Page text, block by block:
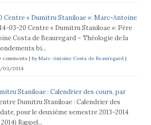
Centre « Dumitru Staniloae »: Marc-Antoine
03-20 Centre « Dumitru Staniloae »: Père
Costa de Beauregard – Théologie de la
bi...
comments| byMarc-Antoine Costa de Beauregard|
03/2014
Staniloae : Calendrier des cours, par
Dumitru Staniloae : Calendrier des
pour le deuxième semestre 2013-2014
Rappel...